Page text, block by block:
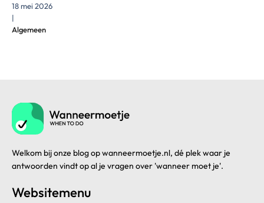
18 mei 2026
|
Algemeen
Welkom bij onze blog op wanneermoetje.nl, dé plek waar je
antwoorden vindt op al je vragen over 'wanneer moet je'.
Websitemenu